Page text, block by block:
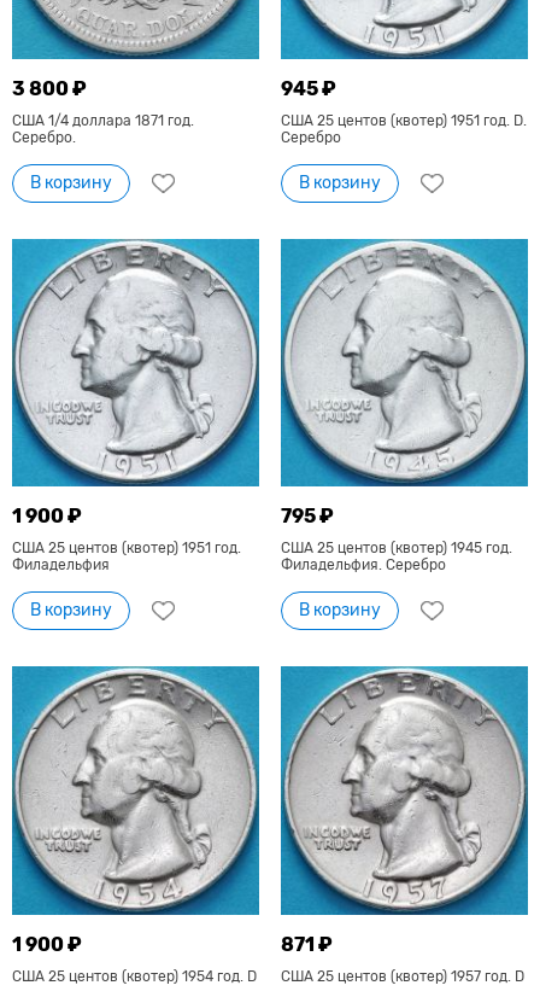
3 800 ₽
США 1/4 доллара 1871 год.
Серебро.
В корзину
945 ₽
США 25 центов (квотер) 1951 год. D.
Серебро
В корзину
1 900 ₽
США 25 центов (квотер) 1951 год.
Филадельфия
В корзину
795 ₽
США 25 центов (квотер) 1945 год.
Филадельфия. Серебро
В корзину
1 900 ₽
США 25 центов (квотер) 1954 год. D
871 ₽
США 25 центов (квотер) 1957 год. D